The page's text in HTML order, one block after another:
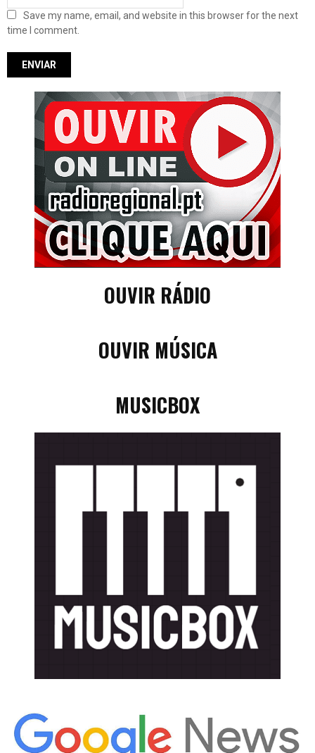
Save my name, email, and website in this browser for the next
time I comment.
OUVIR RÁDIO
OUVIR MÚSICA
MUSICBOX